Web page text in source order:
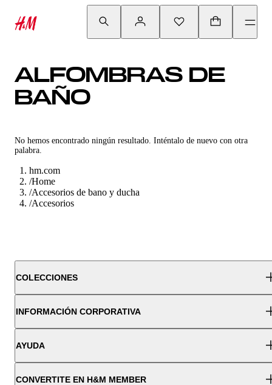
ALFOMBRAS DE
BAÑO
No hemos encontrado ningún resultado. Inténtalo de nuevo con otra
palabra.
hm.com
/Home
/Accesorios de bano y ducha
/Accesorios
COLECCIONES
INFORMACIÓN CORPORATIVA
AYUDA
CONVERTITE EN H&M MEMBER